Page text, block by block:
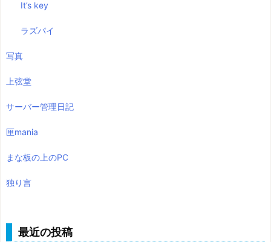
It’s key
ラズパイ
写真
上弦堂
サーバー管理日記
匣mania
まな板の上のPC
独り言
最近の投稿